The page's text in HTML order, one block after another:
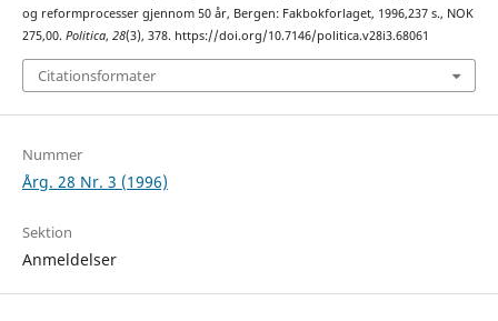
og reformprocesser gjennom 50 år, Bergen: Fakbokforlaget, 1996,237 s., NOK
275,00. Politica, 28(3), 378. https://doi.org/10.7146/politica.v28i3.68061
Citationsformater
Nummer
Årg. 28 Nr. 3 (1996)
Sektion
Anmeldelser